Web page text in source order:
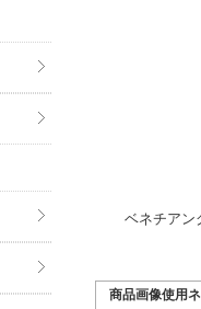
ベネチアン
商品画像使用